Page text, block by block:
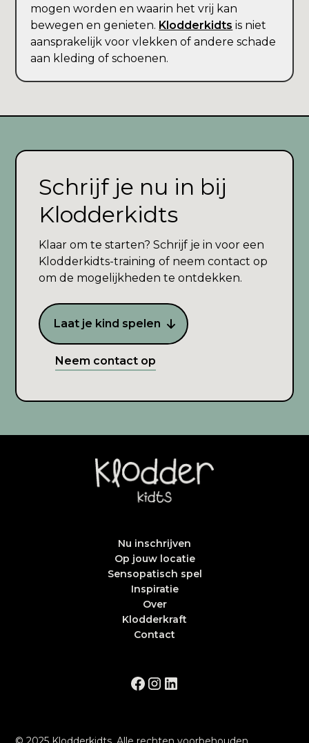
mogen worden en waarin het vrij kan
bewegen en genieten. Klodderkidts is niet
aansprakelijk voor vlekken of andere schade
aan kleding of schoenen.
Schrijf je nu in bij
Klodderkidts
Klaar om te starten? Schrijf je in voor een
Klodderkidts-training of neem contact op
om de mogelijkheden te ontdekken.
Laat je kind spelen
Neem contact op
Nu inschrijven
Op jouw locatie
Sensopatisch spel
Inspiratie
Over
Klodderkraft
Contact